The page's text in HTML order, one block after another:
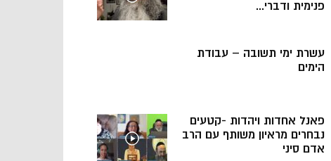
פנימית ודברי...
עשרת ימי תשובה – עבודת
הימים
פאנל אחדות ויהדות -קטעים
נבחרים מראיון משותף עם הרב
אדם סיני